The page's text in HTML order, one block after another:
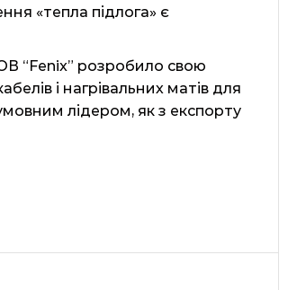
«тепла підлога» є
“Fenix” розробило свою
і нагрівальних матів для
лідером, як з експорту